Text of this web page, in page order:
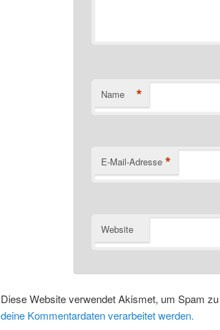
Name *
E-Mail-Adresse *
Website
Diese Website verwendet Akismet, um Spam
deine Kommentardaten verarbeitet werden.